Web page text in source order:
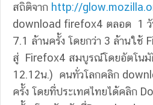
สถิติจาก http://
download firefox4 ตลอด 1 วั
7.1 ล้านครั้ง โดยกว่า 3 ล้านใช้
สู่ Firefox4 สมบูรณ์โดยอัตโนมั
12.12น.) คนทั่วโลกคลิก
ครั้ง โดยที่ประเทศไทยได้คลิก